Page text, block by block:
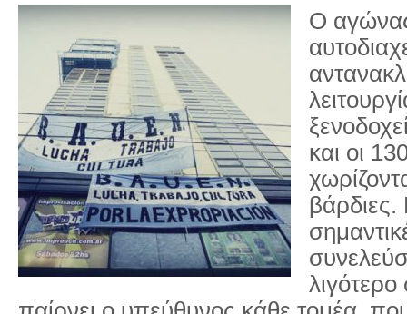
Ο
και οι
βάρδιες.
λιγότερο